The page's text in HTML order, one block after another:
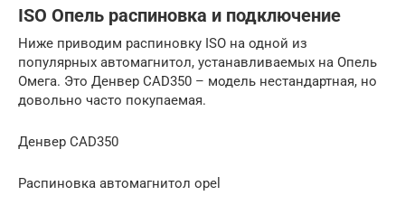
ISO Опель распиновка и подключение
Ниже приводим распиновку ISO на одной из
популярных автомагнитол, устанавливаемых на Опель
Омега. Это Денвер CAD350 – модель нестандартная, но
довольно часто покупаемая.
Денвер CAD350
Распиновка автомагнитол opel